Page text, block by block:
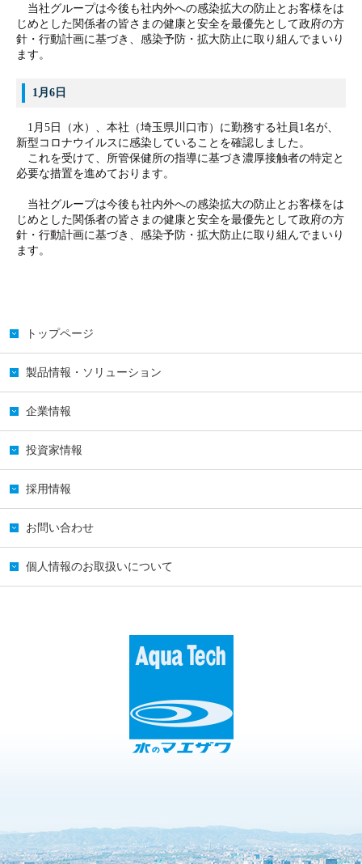
トップページ
製品情報・ソリューション
企業情報
投資家情報
採用情報
お問い合わせ
個人情報のお取扱いについて
当社グループは今後も社内外への感染拡大の防止とお客様をは
じめとした関係者の皆さまの健康と安全を最優先として政府の方
針・行動計画に基づき、感染予防・拡大防止に取り組んでまいり
ます。
1月6日
1月5日（水）、本社（埼玉県川口市）に勤務する社員1名が、
新型コロナウイルスに感染していることを確認しました。
これを受けて、所管保健所の指導に基づき濃厚接触者の特定と
必要な措置を進めております。
当社グループは今後も社内外への感染拡大の防止とお客様をは
じめとした関係者の皆さまの健康と安全を最優先として政府の方
針・行動計画に基づき、感染予防・拡大防止に取り組んでまいり
ます。